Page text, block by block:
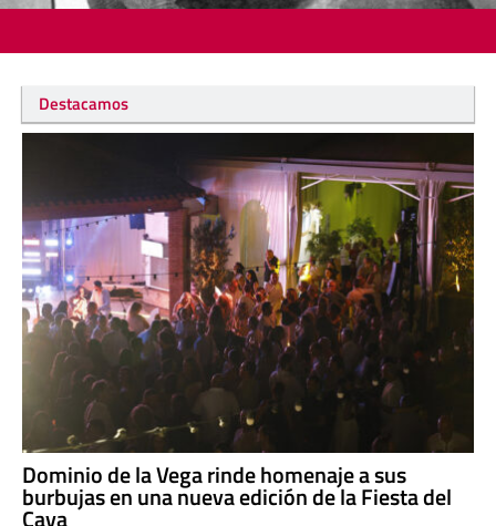
Destacamos
Dominio de la Vega rinde homenaje a sus
burbujas en una nueva edición de la Fiesta del
Cava